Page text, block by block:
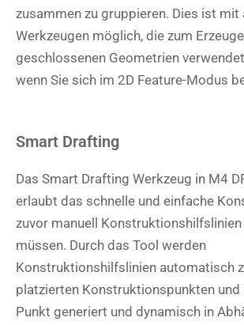
zusammen zu gruppieren. Dies ist mit
Werkzeugen möglich, die zum
geschlossenen Geometrien
wenn Sie sich im 2D Feature-Modus
Smart Drafting
Das Smart Drafting Werkzeug in M4
erlaubt das schnelle und einfache
zuvor manuell Konstruktionshilfslinien
müssen. Durch das Tool werden
Konstruktionshilfslinien automatisch
platzierten Konstruktionspunkten und
Punkt generiert und dynamisch in